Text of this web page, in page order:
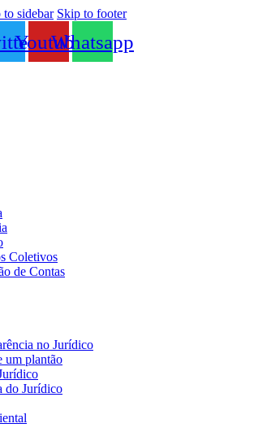
to sidebar Skip to footer
YoutubeWhatsapp
Coletivos
de Contas
no Jurídico
um plantão
do Jurídico